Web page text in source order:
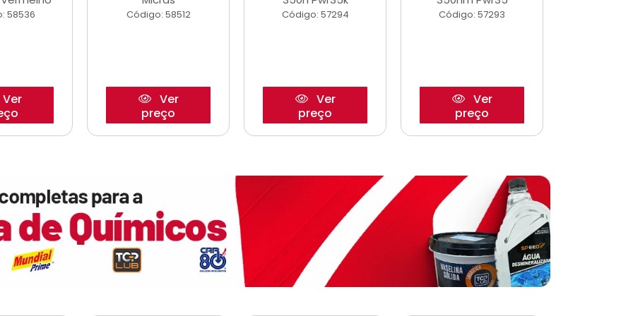
58536
Ver
Código: 58512
Ver
preço
Código: 57294
Ver
preço
Código: 57293
Ver
preço